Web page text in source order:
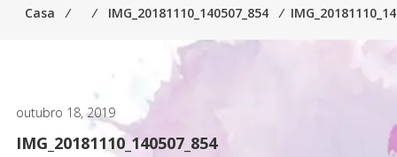
Casa ⁄ ⁄ IMG_20181110_140507_854 ⁄
outubro 18, 2019
IMG_20181110_140507_854